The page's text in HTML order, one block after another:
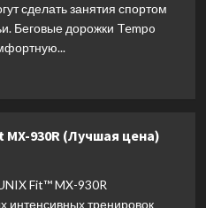
сделать занятия спортом
Беговые дорожки Tempo
930R (Лучшая цена)
Fit™ MX-930R
интенсивных тренировок